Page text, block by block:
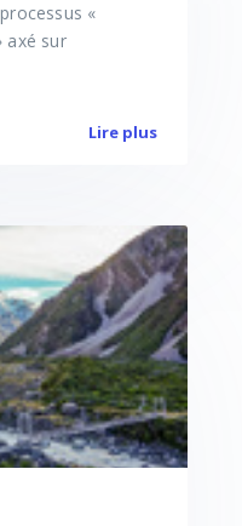
«
axé sur
Lire plus